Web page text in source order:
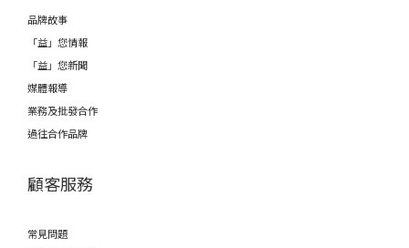
品牌故事
「益」您情報
「益」您新聞
媒體報導
業務及批發合作
過往合作品牌
顧客服務
常見問題